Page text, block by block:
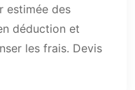
estimée des
déduction et
les frais. Devis